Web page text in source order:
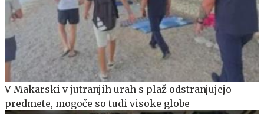
V Makarski v jutranjih urah s plaž odstranjujejo
predmete, mogoče so tudi visoke globe